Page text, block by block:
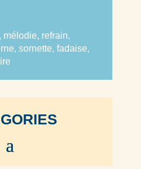
mélodie, refrain,
sornette, fadaise,